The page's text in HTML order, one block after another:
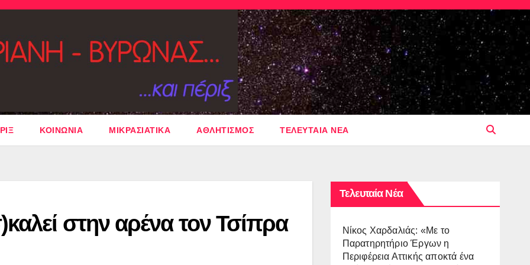
ΚΟΙΝΩΝΙΑ ΜΙΚΡΑΣΙΑΤΙΚΑ ΑΘΛΗΤΙΣΜΟΣ ΤΕΛΕΥΤΑΙΑ ΝΕΑ
στην αρένα τον Τσίπρα
Τελευταία Νέα
Νίκος Χαρδαλιάς: «Με το
Παρατηρητήριο Έργων η
Περιφέρεια Αττικής αποκτά ένα